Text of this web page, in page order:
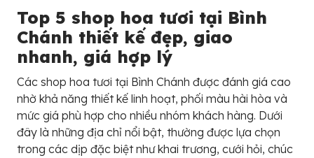
Top 5 shop hoa tươi tại Bình
Chánh thiết kế đẹp, giao
nhanh, giá hợp lý
Các shop hoa tươi tại Bình Chánh được đánh giá cao
nhờ khả năng thiết kế linh hoạt, phối màu hài hòa và
mức giá phù hợp cho nhiều nhóm khách hàng. Dưới
đây là những địa chỉ nổi bật, thường được lựa chọn
trong các dịp đặc biệt như khai trương, cưới hỏi, chúc